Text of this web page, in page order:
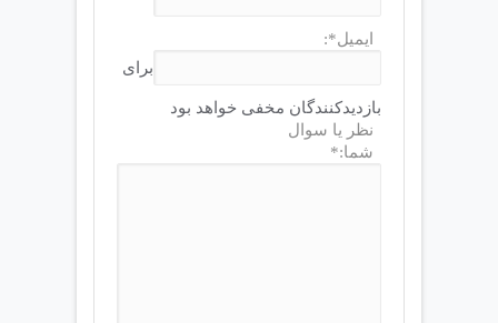
ایمیل*:
برای
بازدیدکنندگان مخفی خواهد بود
نظر یا سوال
شما:*